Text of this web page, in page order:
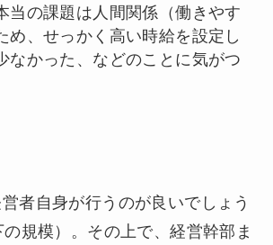
当の課題は人間関係（働きやす
め、せっかく高い時給を設定し
なかった、などのことに気がつ
者自身が行うのが良いでしょう
の規模）。その上で、経営幹部ま